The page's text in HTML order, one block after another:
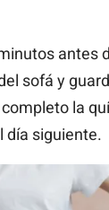
antes
sofá y
la
día siguiente.